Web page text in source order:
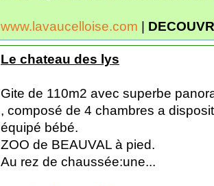
www.lavaucelloise.com |
Le chateau des lys
Gite de 110m2 avec superbe
, composé de 4 chambres a
équipé bébé.
ZOO de BEAUVAL à pied.
Au rez de chaussée:une...